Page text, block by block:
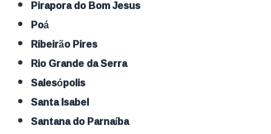
Pirapora do Bom Jesus
Poá
Ribeirão Pires
Rio Grande da Serra
Salesópolis
Santa Isabel
Santana do Parnaíba